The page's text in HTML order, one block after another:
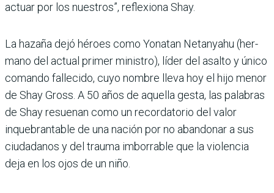
actuar por los nuestros”, reflexiona Shay.
La hazaña dejó héroes como Yonatan Netanyahu (her­
mano del actual primer ministro), líder del asalto y único
comando fallecido, cuyo nombre lleva hoy el hijo menor
de Shay Gross. A 50 años de aquella gesta, las palabras
de Shay resue­nan como un recordatorio del valor
inquebrantable de una nación por no abandonar a sus
ciudadanos y del trauma imborrable que la violencia
deja en los ojos de un niño.